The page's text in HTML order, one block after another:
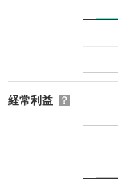
経常利益 ？